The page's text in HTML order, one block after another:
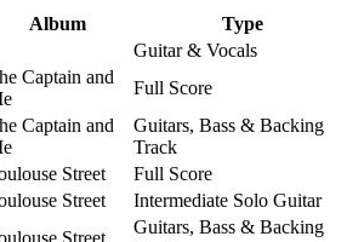
Album
Type
Guitar & Vocals
Captain and
Full Score
Captain and
Guitars, Bass & Backing
Track
Street
Full Score
Street
Intermediate Solo Guitar
Street
Guitars, Bass & Backing